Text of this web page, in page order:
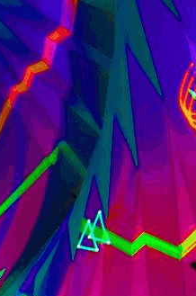
affichées
à la newsletter
de Saint-